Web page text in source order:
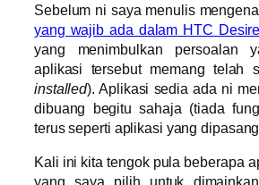
Sebelum ni saya menulis
yang wajib ada dalam HTC
yang menimbulkan persoalan
aplikasi tersebut memang telah
installed). Aplikasi sedia ada ni
dibuang begitu sahaja (tiada
terus seperti aplikasi yang
Kali ini kita tengok pula beberapa
yang saya pilih untuk